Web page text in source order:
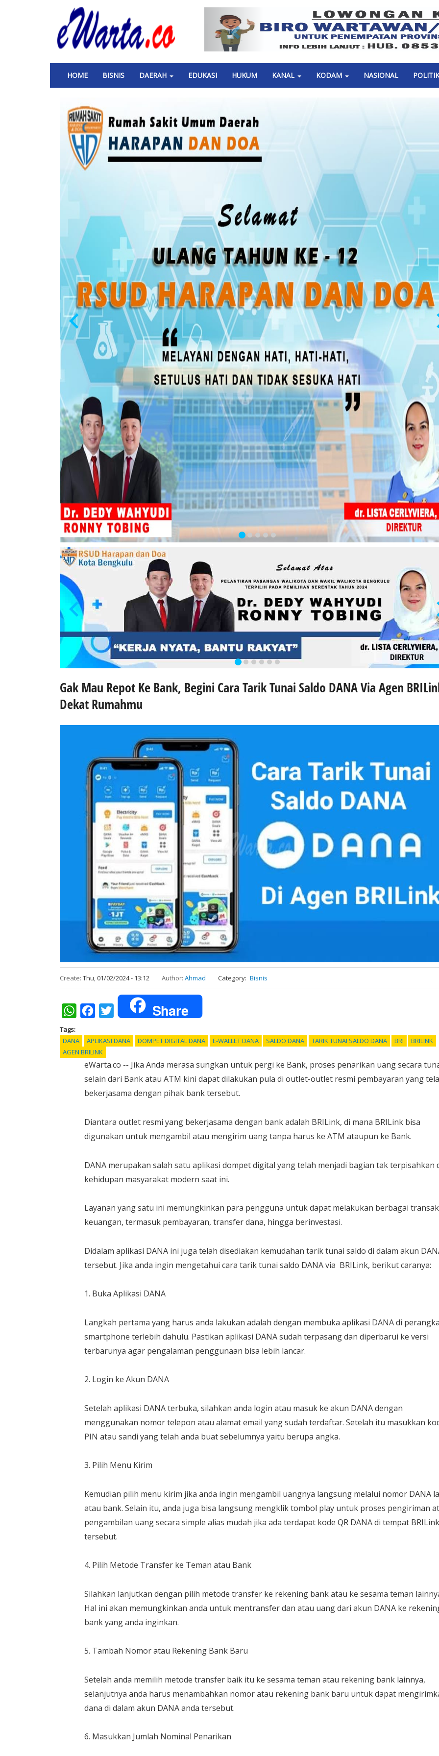
Previous
Main
navigation
HOME BISNIS DAERAH EDUKASI HUKUM KANAL KODAM NASIONAL POLITIK
Gak Mau Repot Ke Bank, Begini Cara Tarik Tunai Saldo DANA Via Agen
Dekat Rumahmu
Create: Thu, 01/02/2024 - 13:12 Author: Ahmad Category Bisnis
WhatsAppFacebookTwitter Share
Tags
DANA
APLIKASI DANA DOMPET DIGITAL DANA E-WALLET DANA SALDO DANA TARIK TUNAI SALDO DANA BRI
BRILINK
AGEN BRILINK
eWarta.co -- Jika Anda merasa sungkan untuk pergi ke Bank, proses penarikan uang secara
selain dari Bank atau ATM kini dapat dilakukan pula di outlet-outlet resmi pembayaran yang
bekerjasama dengan pihak bank tersebut.
Diantara outlet resmi yang bekerjasama dengan bank adalah BRILink, di mana BRILink bisa
digunakan untuk mengambil atau mengirim uang tanpa harus ke ATM ataupun ke Bank.
DANA merupakan salah satu aplikasi dompet digital yang telah menjadi bagian tak terpisahkan
kehidupan masyarakat modern saat ini.
Layanan yang satu ini memungkinkan para pengguna untuk dapat melakukan berbagai
keuangan, termasuk pembayaran, transfer dana, hingga berinvestasi.
Didalam aplikasi DANA ini juga telah disediakan kemudahan tarik tunai saldo di dalam akun
tersebut. Jika anda ingin mengetahui cara tarik tunai saldo DANA via BRILink, berikut caranya:
1. Buka Aplikasi DANA
Langkah pertama yang harus anda lakukan adalah dengan membuka aplikasi DANA di
smartphone terlebih dahulu. Pastikan aplikasi DANA sudah terpasang dan diperbarui ke versi
terbarunya agar pengalaman penggunaan bisa lebih lancar.
2. Login ke Akun DANA
Setelah aplikasi DANA terbuka, silahkan anda login atau masuk ke akun DANA dengan
menggunakan nomor telepon atau alamat email yang sudah terdaftar. Setelah itu masukkan
PIN atau sandi yang telah anda buat sebelumnya yaitu berupa angka.
3. Pilih Menu Kirim
Kemudian pilih menu kirim jika anda ingin mengambil uangnya langsung melalui nomor DANA
atau bank. Selain itu, anda juga bisa langsung mengklik tombol play untuk proses pengiriman
pengambilan uang secara simple alias mudah jika ada terdapat kode QR DANA di tempat BRILink
tersebut.
4. Pilih Metode Transfer ke Teman atau Bank
Silahkan lanjutkan dengan pilih metode transfer ke rekening bank atau ke sesama teman
Hal ini akan memungkinkan anda untuk mentransfer dan atau uang dari akun DANA ke
bank yang anda inginkan.
5. Tambah Nomor atau Rekening Bank Baru
Setelah anda memilih metode transfer baik itu ke sesama teman atau rekening bank lainnya,
selanjutnya anda harus menambahkan nomor atau rekening bank baru untuk dapat
dana di dalam akun DANA anda tersebut.
6. Masukkan Jumlah Nominal Penarikan